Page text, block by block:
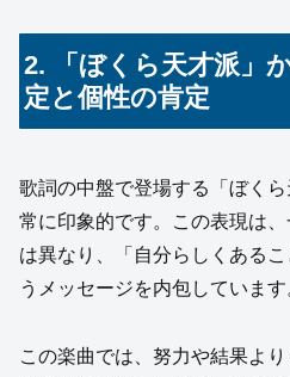
2. 「ぼくら天才派」
定と個性の肯定
歌詞の中盤で登場する「ぼく
常に印象的です。この表現は
は異なり、「自分らしくある
うメッセージを内包しています
この楽曲では、努力や結果よ